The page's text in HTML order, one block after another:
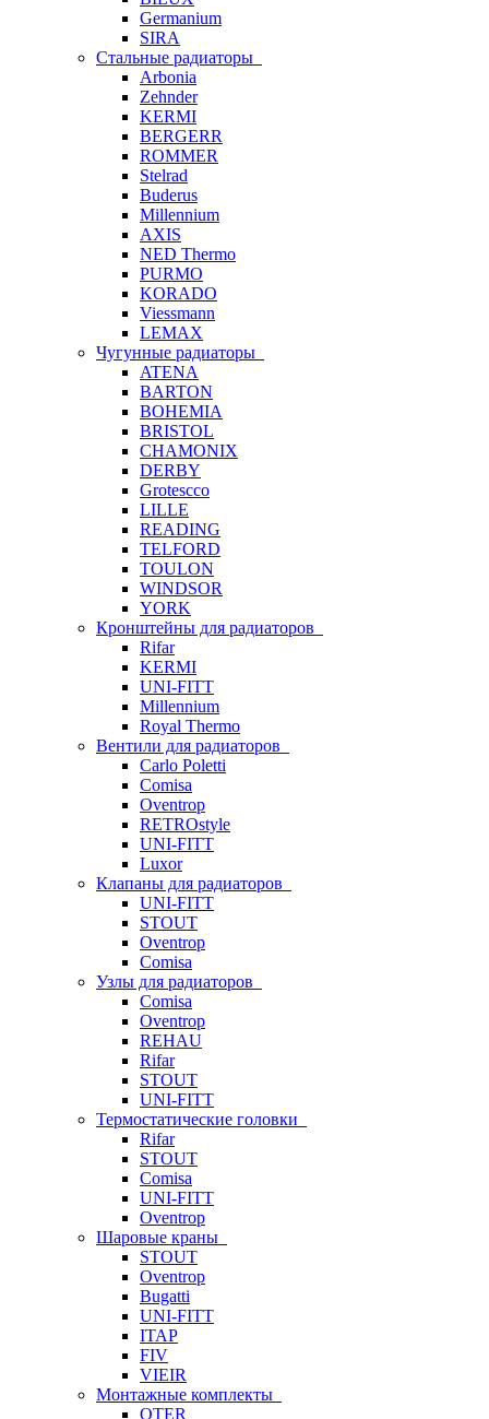
Germanium
SIRA
Стальные радиаторы
Arbonia
Zehnder
KERMI
BERGERR
ROMMER
Stelrad
Buderus
Millennium
AXIS
NED Thermo
PURMO
KORADO
Viessmann
LEMAX
Чугунные радиаторы
ATENA
BARTON
BOHEMIA
BRISTOL
CHAMONIX
DERBY
Grotescco
LILLE
READING
TELFORD
TOULON
WINDSOR
YORK
Кронштейны для радиаторов
Rifar
KERMI
UNI-FITT
Millennium
Royal Thermo
Вентили для радиаторов
Carlo Poletti
Comisa
Oventrop
RETROstyle
UNI-FITT
Luxor
Клапаны для радиаторов
UNI-FITT
STOUT
Oventrop
Comisa
Узлы для радиаторов
Comisa
Oventrop
REHAU
Rifar
STOUT
UNI-FITT
Термостатические головки
Rifar
STOUT
Comisa
UNI-FITT
Oventrop
Шаровые краны
STOUT
Oventrop
Bugatti
UNI-FITT
ITAP
FIV
VIEIR
Монтажные комплекты
OTER